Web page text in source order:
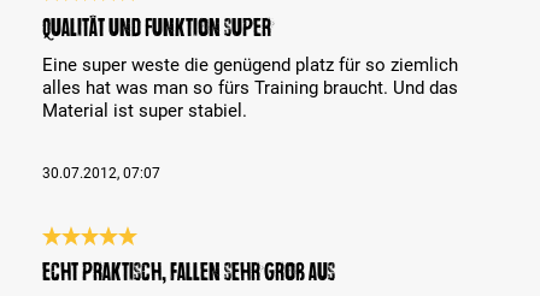
Bewertung mit 5 von 5 Sternen
Qualität und Funktion super
Eine super weste die genügend platz für so ziemlich
alles hat was man so fürs Training braucht. Und das
Material ist super stabiel.
30.07.2012, 07:07
Bewertung mit 5 von 5 Sternen
Echt praktisch, fallen sehr groß aus